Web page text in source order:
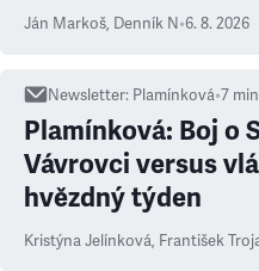
Ján Markoš, Denník N•6. 8. 2026
Newsletter: Plamínková•7
Plamínková: Boj o
Vávrovci versus
hvězdný týden
Kristýna Jelínková, František